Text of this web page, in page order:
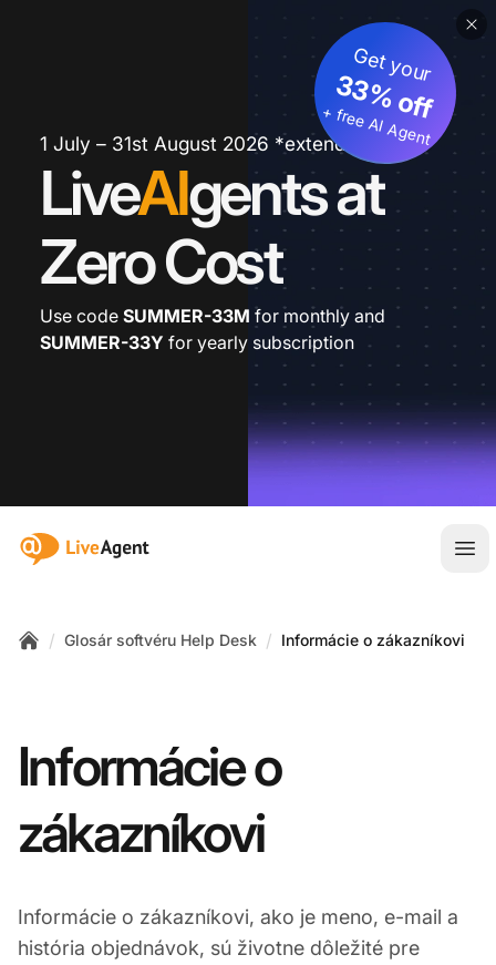
1 July – 31st August 2026 *extended
LiveAIgents at
Zero Cost
Get your
33% off
+ free AI Agent
Use code SUMMER-33M for monthly and
SUMMER-33Y for yearly subscription
:site.title
/ Glosár softvéru Help Desk / Informácie o zákazníkovi
Informácie o
zákazníkovi
Informácie o zákazníkovi, ako je meno, e-mail a
história objednávok, sú životne dôležité pre